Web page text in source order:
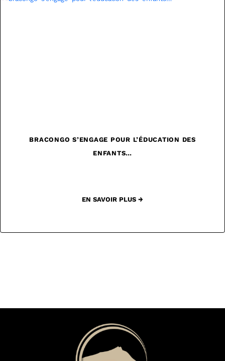
BRACONGO S’ENGAGE POUR L’ÉDUCATION DES
ENFANTS…
EN SAVOIR PLUS →